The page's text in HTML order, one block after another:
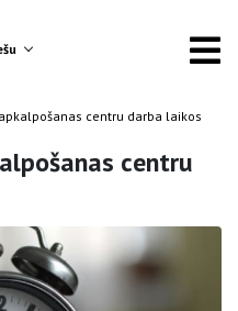
centru darba laikos
centru